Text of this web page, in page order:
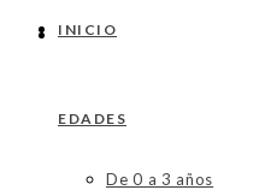
INICIO
EDADES
De 0 a 3 años